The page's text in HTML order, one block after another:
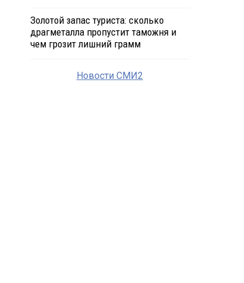
Золотой запас туриста: сколько
драгметалла пропустит таможня и
чем грозит лишний грамм
Новости СМИ2